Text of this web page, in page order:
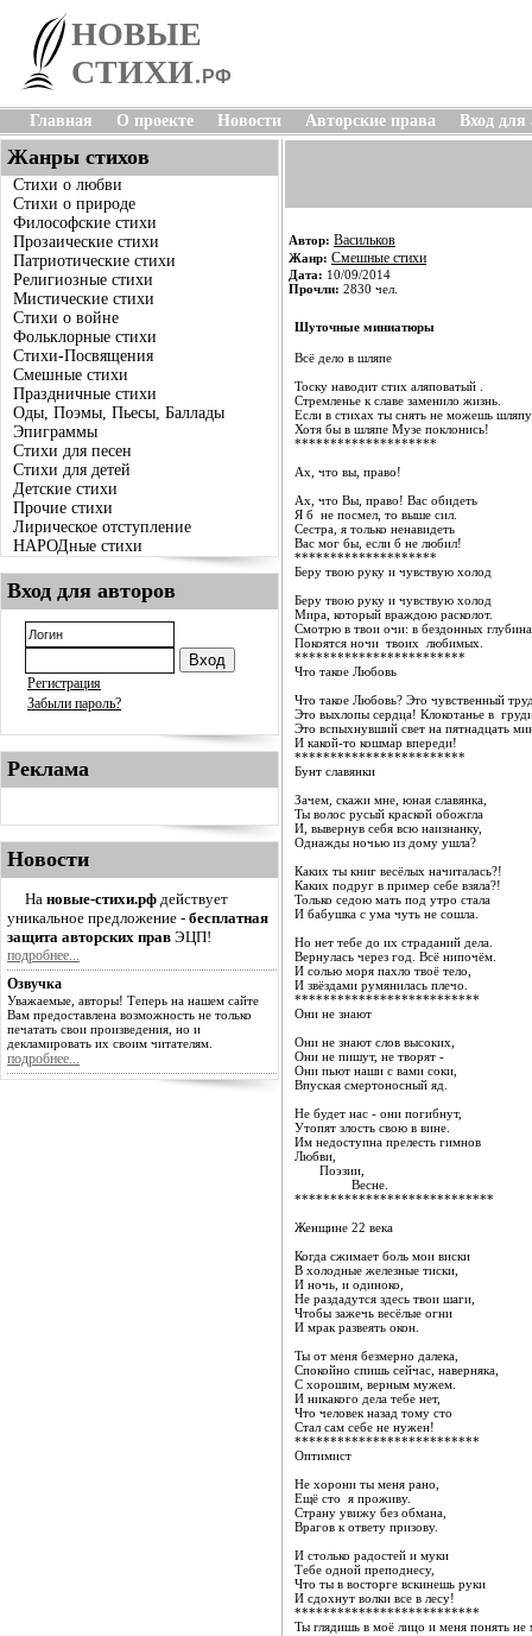
НОВЫЕ
СТИХИ. РФ
Главная О проекте Новости Авторские права Вход для
Жанры стихов
Стихи о любви
Стихи о природе
Философские стихи
Прозаические стихи
Патриотические стихи
Религиозные стихи
Мистические стихи
Стихи о войне
Фольклорные стихи
Стихи-Посвящения
Смешные стихи
Праздничные стихи
Оды, Поэмы, Пьесы, Баллады
Эпиграммы
Стихи для песен
Стихи для детей
Детские стихи
Прочие стихи
Лирическое отступление
НАРОДные стихи
Вход для авторов
Регистрация
Забыли пароль?
Реклама
Новости
На новые-стихи.рф действует
уникальное предложение - бесплатная
защита авторских прав ЭЦП!
подробнее...
Озвучка
Уважаемые, авторы! Теперь на нашем сайте
Вам предоставлена возможность не только
печатать свои произведения, но и
декламировать их своим читателям.
подробнее...
Автор: Васильков
Жанр: Смешные стихи
Дата: 10/09/2014
Прочли: 2830 чел.
Шуточные миниатюры
Всё дело в шляпе
Тоску наводит стих аляповатый .
Стремленье к славе заменило жизнь.
Если в стихах ты снять не можешь
Хотя бы в шляпе Музе поклонись!
********************
Ах, что вы, право!
Ах, что Вы, право! Вас обидеть
Я б не посмел, то выше сил.
Сестра, я только ненавидеть
Вас мог бы, если б не любил!
********************
Беру твою руку и чувствую холод
Беру твою руку и чувствую холод
Мира, который враждою расколот.
Смотрю в твои очи: в бездонных
Покоятся ночи твоих любимых.
************************
Что такое Любовь
Что такое Любовь? Это чувственный
Это выхлопы сердца! Клокотанье в
Это вспыхнувший свет на пятнадцать
И какой-то кошмар впереди!
************************
Бунт славянки
Зачем, скажи мне, юная славянка,
Ты волос русый краской обожгла
И, вывернув себя всю наизнанку,
Однажды ночью из дому ушла?
Каких ты книг весёлых начиталась?!
Каких подруг в пример себе взяла?!
Только седою мать под утро стала
И бабушка с ума чуть не сошла.
Но нет тебе до их страданий дела.
Вернулась через год. Всё нипочём.
И солью моря пахло твоё тело,
И звёздами румянилась плечо.
**************************
Они не знают
Они не знают слов высоких,
Они не пишут, не творят -
Они пьют наши с вами соки,
Впуская смертоносный яд.
Не будет нас - они погибнут,
Утопят злость свою в вине.
Им недоступна прелесть гимнов
Любви,
Поэзии,
Весне.
****************************
Женщине 22 века
Когда сжимает боль мои виски
В холодные железные тиски,
И ночь, и одиноко,
Не раздадутся здесь твои шаги,
Чтобы зажечь весёлые огни
И мрак развеять окон.
Ты от меня безмерно далека,
Спокойно спишь сейчас, наверняка,
С хорошим, верным мужем.
И никакого дела тебе нет,
Что человек назад тому сто
Стал сам себе не нужен!
**************************
Оптимист
Не хорони ты меня рано,
Ещё сто я проживу.
Страну увижу без обмана,
Врагов к ответу призову.
И столько радостей и муки
Тебе одной преподнесу,
Что ты в восторге вскинешь руки
И сдохнут волки все в лесу!
**************************
Ты глядишь в моё лицо и меня понять